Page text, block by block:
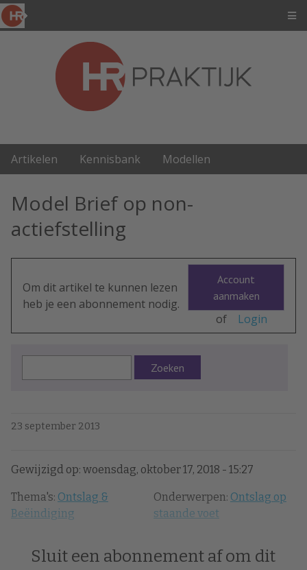
Artikelen Kennisbank Modellen
Model Brief op non-
actiefstelling
Om dit artikel te kunnen lezen
heb je een abonnement nodig.
Account
aanmaken
of Login
Zoeken
23 september 2013
Gewijzigd op: woensdag, oktober 17, 2018 - 15:27
Thema's: Ontslag &
Beëindiging
Onderwerpen: Ontslag op
staande voet
Sluit een abonnement af om dit